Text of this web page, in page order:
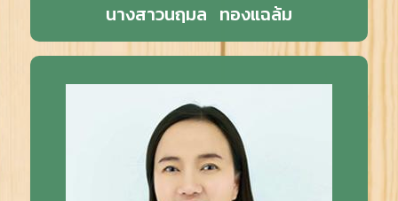
นางสาวนฤมล ทองแฉล้ม